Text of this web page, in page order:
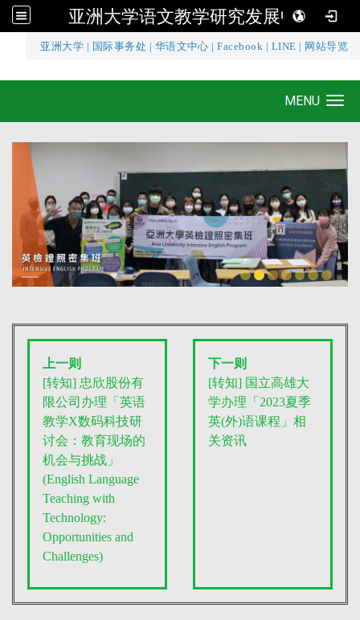
亚洲大学语文教学研究发展中心
亚洲大学 国际事务处 华语文中心 |Facebook LINE 网站导览
亚洲大学语文教学研究发展中心
MENU
上一则
[转知] 忠欣股份有
限公司办理「英语
教学X数码科技研
讨会：教育现场的
机会与挑战」
(English Language
Teaching with
Technology:
Opportunities and
Challenges)
下一则
[转知] 国立高雄大
学办理「2023夏季
英(外)语课程」相
关资讯